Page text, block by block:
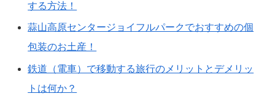
する方法！
蒜山高原センタージョイフルパークでおすすめの個
包装のお土産！
鉄道（電車）で移動する旅行のメリットとデメリッ
トは何か？